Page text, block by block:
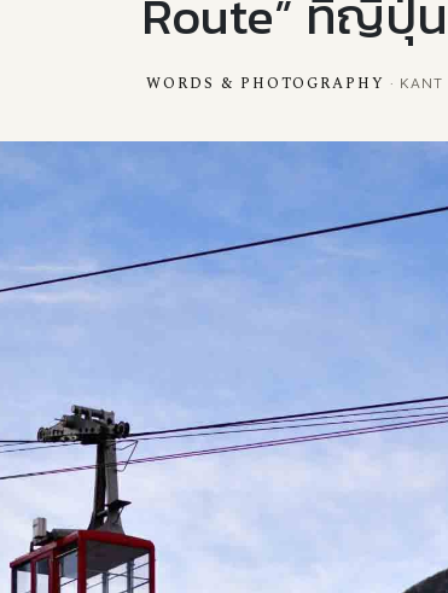
Route” ที่ญี่ปุ่น
WORDS & PHOTOGRAPHY · KANT